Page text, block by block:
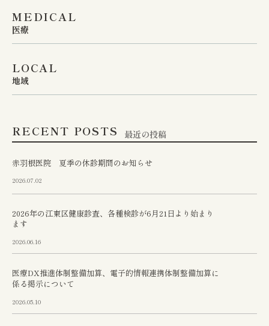
東京都江東区東砂2丁目11-
27 📞 TEL: 03-3648-3622
MEDICAL
医療
LOCAL
地域
RECENT POSTS 最近の投稿
赤羽根医院 夏季の休診期間のお知らせ
2026.07.02
2026年の江東区健康診査、各種検診が6月21日より始まり
ます
2026.06.16
医療DX推進体制整備加算、電子的情報連携体制整備加算に
係る掲示について
2026.05.10